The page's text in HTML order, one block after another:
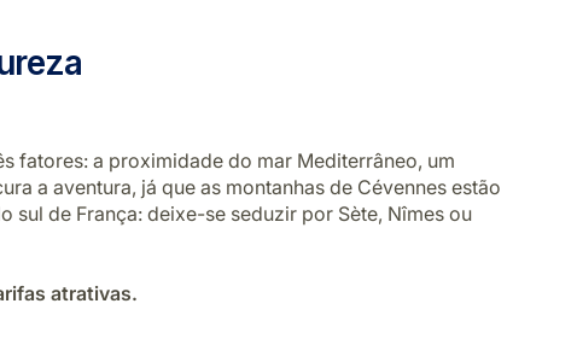
fatores: a proximidade do mar Mediterrâneo, um
a aventura, já que as montanhas de Cévennes estão
de França: deixe-se seduzir por Sète, Nîmes ou
atrativas.